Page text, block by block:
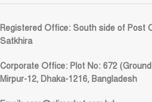
Registered Office: South side of Post
Satkhira
Corporate Office: Plot No: 672
Mirpur-12, Dhaka-1216, Bangladesh